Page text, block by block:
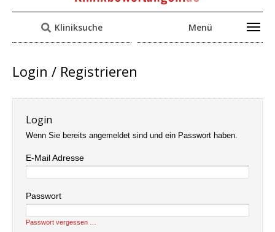
Kliniksuche Menü
Login / Registrieren
Login
Wenn Sie bereits angemeldet sind und ein Passwort haben.
E-Mail Adresse
Passwort
Passwort vergessen …